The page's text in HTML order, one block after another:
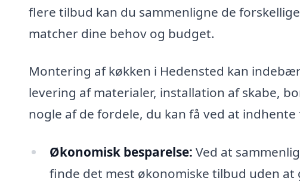
flere tilbud kan du sammenligne de
matcher dine behov og budget.
Montering af køkken i Hedensted kan
levering af materialer, installation af skabe,
nogle af de fordele, du kan få ved at
Økonomisk besparelse: Ved at
finde det mest økonomiske tilbud uden